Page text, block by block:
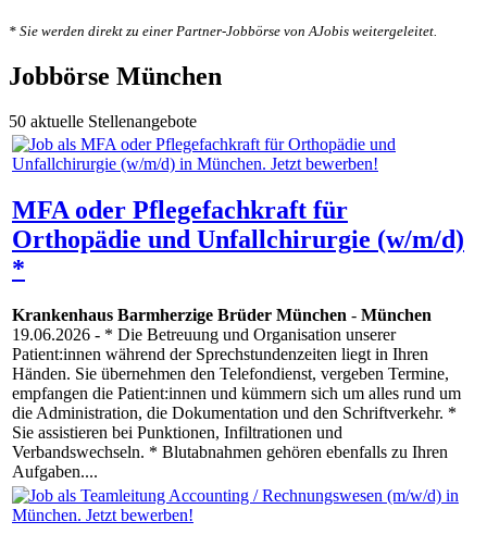
* Sie werden direkt zu einer Partner-Jobbörse von AJobis weitergeleitet.
Jobbörse München
50 aktuelle Stellenangebote
MFA oder Pflegefachkraft für
Orthopädie und Unfallchirurgie (w/m/d)
*
Krankenhaus Barmherzige Brüder München - München
19.06.2026 - * Die Betreuung und Organisation unserer
Patient:innen während der Sprechstundenzeiten liegt in Ihren
Händen. Sie übernehmen den Telefondienst, vergeben Termine,
empfangen die Patient:innen und kümmern sich um alles rund um
die Administration, die Dokumentation und den Schriftverkehr. *
Sie assistieren bei Punktionen, Infiltrationen und
Verbandswechseln. * Blutabnahmen gehören ebenfalls zu Ihren
Aufgaben....